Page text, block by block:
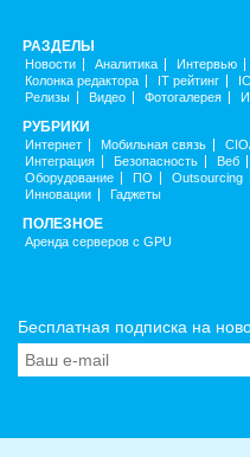
РАЗДЕЛЫ
Новости Аналитика Интервью
Колонка редактора
IT рейтинг
Релизы
Видео Фотогалерея
РУБРИКИ
Интернет Мобильная связь
Интеграция
Безопасность Веб
Оборудование
ПО Outsourcing
Инновации
Гаджеты
ПОЛЕЗНОЕ
Аренда серверов с GPU
Бесплатная подписка на